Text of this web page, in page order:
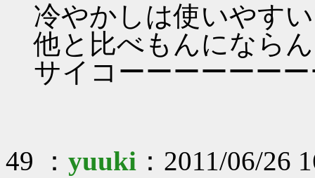
冷やかしは使いやす
他と比べもんにならん
サイコーーーーーー
49 ： yuuki ：2011/06/26